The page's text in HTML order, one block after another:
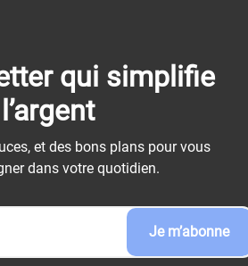
qui simplifie
l’argent
et des bons plans pour vous
dans votre quotidien.
Je m’abonne